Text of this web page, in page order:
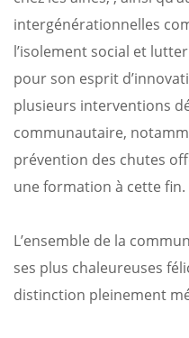
intergénérationnelles
l’isolement social et
pour son esprit
plusieurs interventions
communautaire,
prévention des chutes
une formation à cette fin.
L’ensemble de la
ses plus chaleureuses
distinction pleinement